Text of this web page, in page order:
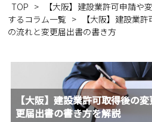
TOP >
【大阪】建設業許可申請や
するコラム一覧 >
【大阪】建設業
の流れと変更届出書の書き方
【大阪】建設業許可取得後の
更届出書の書き方を解説